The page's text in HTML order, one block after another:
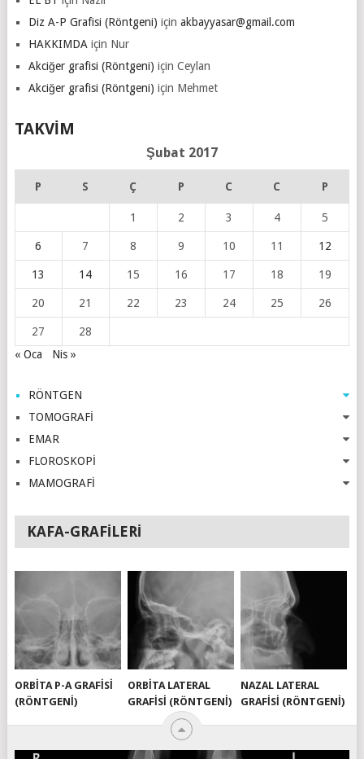
Diz A-P Grafisi (Röntgeni) için akbayyasar@gmail.com
HAKKIMDA için Nur
Akciğer grafisi (Röntgeni) için Ceylan
Akciğer grafisi (Röntgeni) için Mehmet
TAKVIM
Şubat 2017
P S Ç P C C P
1 2 3 4 5
6 7 8 9 10 11 12
13 14 15 16 17 18 19
20 21 22 23 24 25 26
27
28
« Oca
Nis »
RÖNTGEN
TOMOGRAFİ
EMAR
FLOROSKOPİ
MAMOGRAFİ
KAFA-GRAFILERI
ORBITA P-A GRAFISI
(RÖNTGENI)
ORBITA LATERAL
GRAFISI (RÖNTGENI)
NAZAL LATERAL
GRAFISI (RÖNTGENI)